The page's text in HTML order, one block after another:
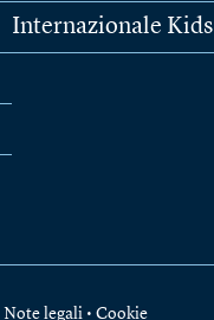
Internazionale Kids
Note legali • Cookie